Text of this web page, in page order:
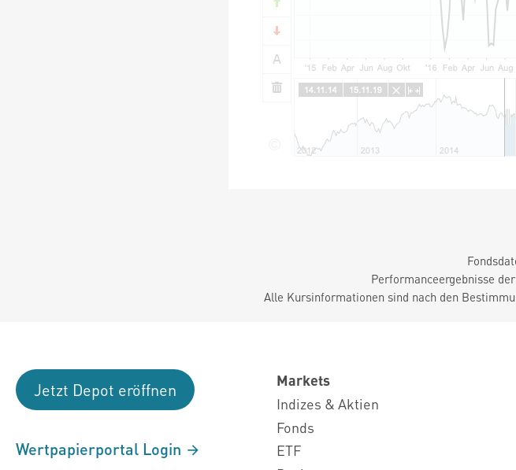
Performanceergebnisse
Alle Kursinformationen sind nach den
Jetzt Depot eröffnen
Wertpapierportal Login
Markets
Indizes & Aktien
Fonds
ETF